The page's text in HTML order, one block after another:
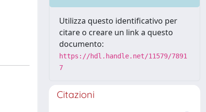
Utilizza questo identificativo per
citare o creare un link a questo
documento:
https://hdl.handle.net/11579/7891
7
Citazioni